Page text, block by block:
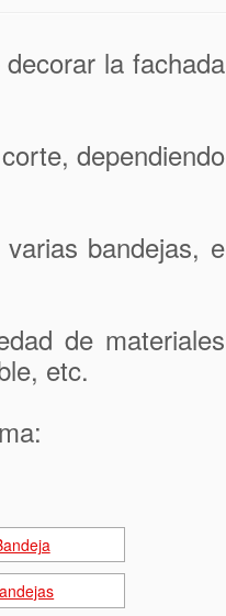
la fachada
dependiendo
bandejas, e
de materiales
etc.